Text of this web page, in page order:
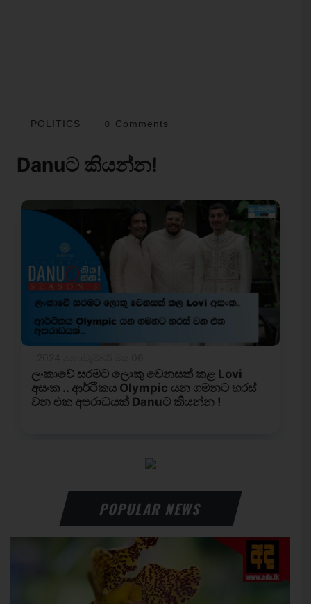
POLITICS 0 Comments
POPULAR NEWS